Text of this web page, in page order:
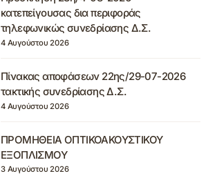
κατεπείγουσας δια περιφοράς
τηλεφωνικώς συνεδρίασης Δ.Σ.
4 Αυγούστου 2026
Πίνακας αποφάσεων 22ης/29-07-2026
τακτικής συνεδρίασης Δ.Σ.
4 Αυγούστου 2026
ΠΡΟΜΗΘΕΙΑ ΟΠΤΙΚΟΑΚΟΥΣΤΙΚΟΥ
ΕΞΟΠΛΙΣΜΟΥ
3 Αυγούστου 2026